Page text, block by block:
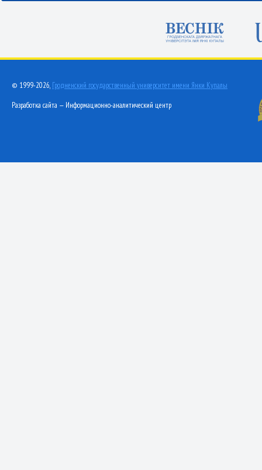
© 1999-2026, Гродненский государственный университет имени Янки Купалы
Разработка сайта — Информационно-аналитический центр